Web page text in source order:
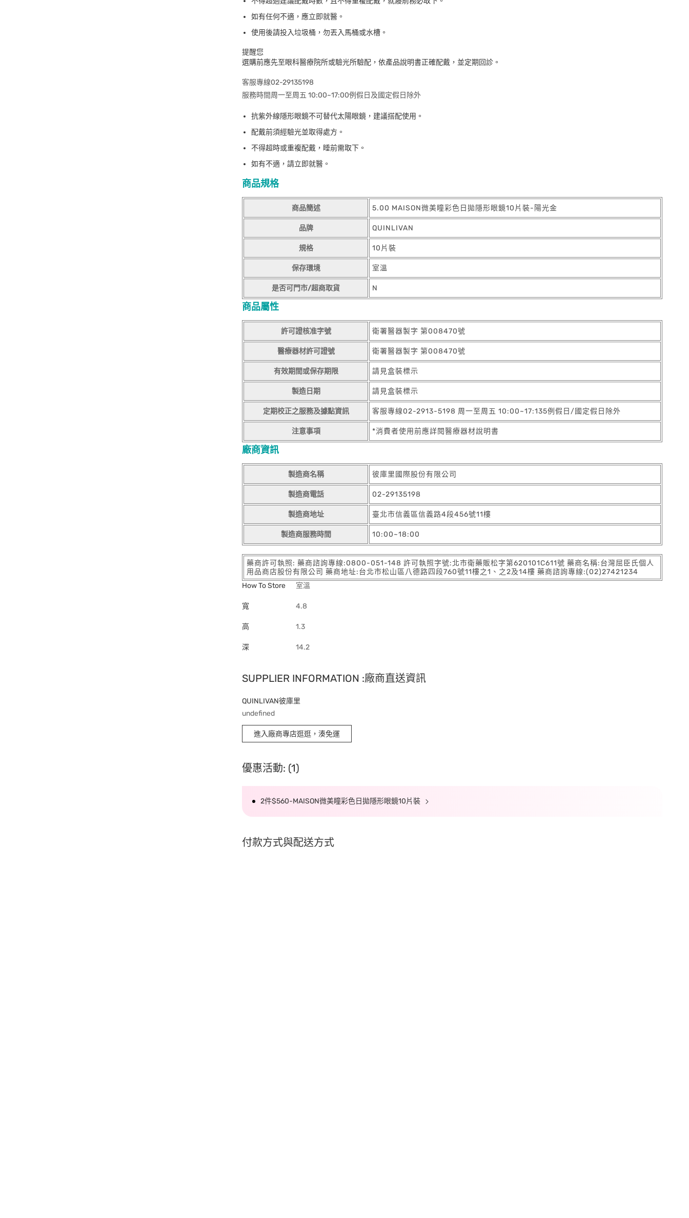
如有任何不適，應立即就醫。
使用後請投入垃圾桶，勿丟入馬桶或水槽。
提醒您
選購前應先至眼科醫療院所或驗光所驗配，依產品說明書正確配戴，並定期回診。
客服專線02-29135198
服務時間周一至周五 10:00~17:00例假日及國定假日除外
抗紫外線隱形眼鏡不可替代太陽眼鏡，建議搭配使用。
配戴前須經驗光並取得處方。
不得超時或重複配戴，睡前需取下。
如有不適，請立即就醫。
商品規格
商品簡述 5.00 MAISON微美瞳彩色日拋隱形眼鏡10片裝-陽光金
品牌 QUINLIVAN
規格 10片裝
保存環境 室溫
是否可門市/超商取貨 N
商品屬性
許可證核准字號 衛署醫器製字 第008470號
醫療器材許可證號 衛署醫器製字 第008470號
有效期間或保存期限 請見盒裝標示
製造日期 請見盒裝標示
定期校正之服務及據點資訊 客服專線02-2913-5198 周一至周五 10:00~17:135例假日/國定假日除外
注意事項 *消費者使用前應詳閱醫療器材說明書
廠商資訊
製造商名稱 彼庫里國際股份有限公司
製造商電話 02-29135198
製造商地址 臺北市信義區信義路4段456號11樓
製造商服務時間 10:00~18:00
藥商許可執照: 藥商諮詢專線:0800-051-148 許可執照字號:北市衛藥販松字第620101C611號 藥商名稱:台灣屈臣氏個人
用品商店股份有限公司 藥商地址:台北市松山區八德路四段760號11樓之1、之2及14樓 藥商諮詢專線:(02)27421234
How To Store
室溫
寬 4.8
高 1.3
深 14.2
SUPPLIER INFORMATION :廠商直送資訊
QUINLIVAN彼庫里
undefined
進入廠商專店逛逛，湊免運
優惠活動: (1)
2件$560-MAISON微美瞳彩色日拋隱形眼鏡10片裝
付款方式與配送方式